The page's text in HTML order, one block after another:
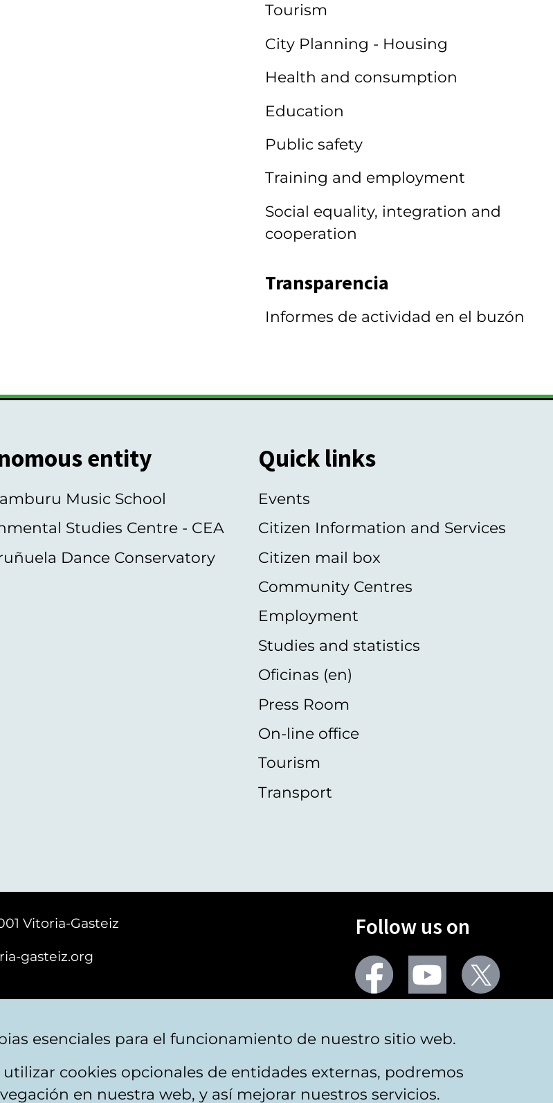
Tourism
City Planning - Housing
Health and consumption
Education
Public safety
Training and employment
Social equality, integration and
cooperation
Transparencia
Informes de actividad en el buzón
entity
Music School
Studies Centre - CEA
Dance Conservatory
Quick links
Events
Citizen Information and Services
Citizen mail box
Community Centres
Employment
Studies and statistics
Oficinas (en)
Press Room
On-line office
Tourism
Transport
Vitoria-Gasteiz
gasteiz.org
Follow us on
Facebook Youtube
Accessibility Contact
esenciales para el funcionamiento de nuestro sitio web.
cookies opcionales de entidades externas, podremos
en nuestra web, y así mejorar nuestros servicios.